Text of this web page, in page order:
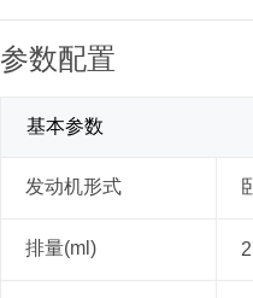
参数配置
基本参数
发动机形式
排量(ml)